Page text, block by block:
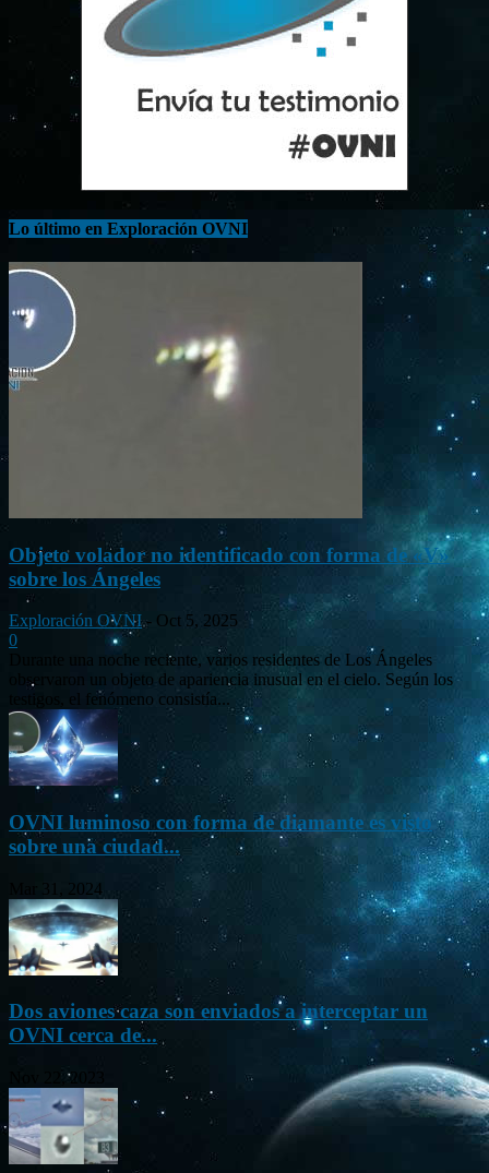
Lo último en Exploración OVNI
Objeto volador no identificado con forma de «V»
sobre los Ángeles
Exploración OVNI - Oct 5, 2025
0
Durante una noche reciente, varios residentes de Los Ángeles
observaron un objeto de apariencia inusual en el cielo. Según los
testigos, el fenómeno consistía...
OVNI luminoso con forma de diamante es visto
sobre una ciudad...
Mar 31, 2024
Dos aviones caza son enviados a interceptar un
OVNI cerca de...
Nov 22, 2023